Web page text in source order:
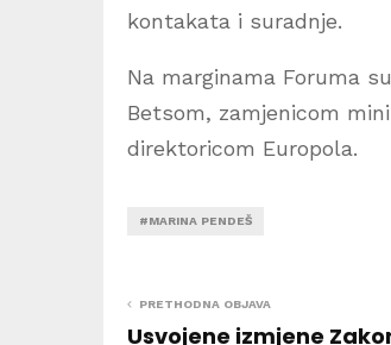
kontakata i suradnje.
Na marginama Foruma
Betsom, zamjenicom
direktoricom Europola.
#MARINA PENDEŠ
PRETHODNA OBJAVA
Usvojene izmjene